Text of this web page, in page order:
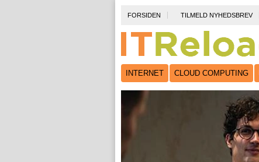
FORSIDEN TILMELD NYHEDSBREV
INTERNET CLOUD COMPUTING